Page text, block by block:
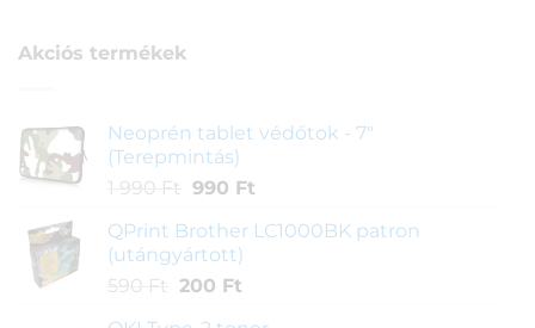
Akciós termékek
Neoprén tablet védőtok - 7"
(Terepmintás)
1 990 Ft Original
was:
1
990 Ft.
990 FtCurrent
is:
QPrint Brother LC1000BK patron
(utángyártott)
590 Ft Original
200 FtCurrent